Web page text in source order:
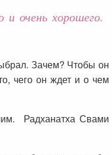
очень хорошего.
Зачем? Чтобы он
чего он ждет и о чем
Радханатха Свами